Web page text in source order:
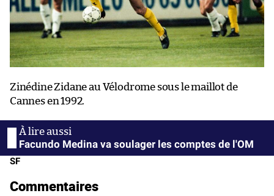
Zinédine Zidane au Vélodrome sous le maillot de
Cannes en 1992.
Facundo Medina va soulager les comptes de l'OM
SF
Commentaires